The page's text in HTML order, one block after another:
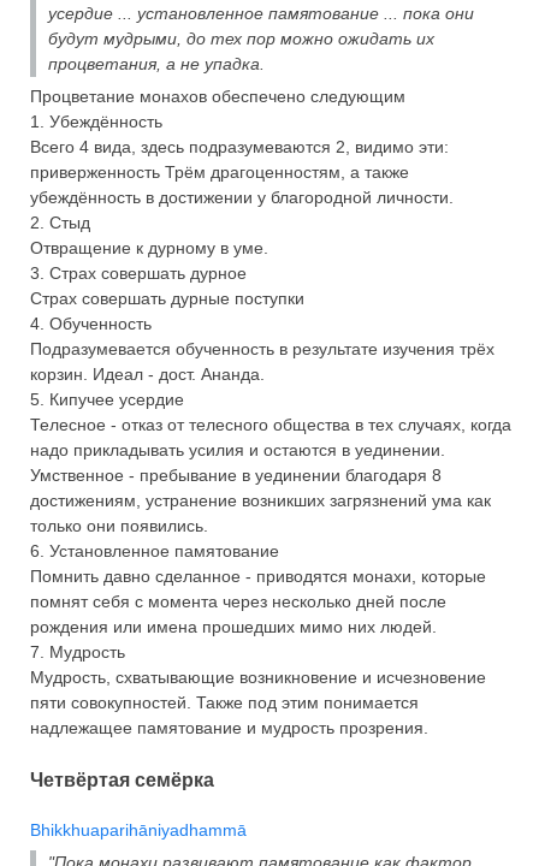
усердие ... установленное памятование ... пока они
будут мудрыми, до тех пор можно ожидать их
процветания, а не упадка.
Процветание монахов обеспечено следующим
1. Убеждённость
Всего 4 вида, здесь подразумеваются 2, видимо эти:
приверженность Трём драгоценностям, а также
убеждённость в достижении у благородной личности.
2. Стыд
Отвращение к дурному в уме.
3. Страх совершать дурное
Страх совершать дурные поступки
4. Обученность
Подразумевается обученность в результате изучения трёх
корзин. Идеал - дост. Ананда.
5. Кипучее усердие
Телесное - отказ от телесного общества в тех случаях, когда
надо прикладывать усилия и остаются в уединении.
Умственное - пребывание в уединении благодаря 8
достижениям, устранение возникших загрязнений ума как
только они появились.
6. Установленное памятование
Помнить давно сделанное - приводятся монахи, которые
помнят себя с момента через несколько дней после
рождения или имена прошедших мимо них людей.
7. Мудрость
Мудрость, схватывающие возникновение и исчезновение
пяти совокупностей. Также под этим понимается
надлежащее памятование и мудрость прозрения.
Четвёртая семёрка
Bhikkhuaparihāniyadhammā